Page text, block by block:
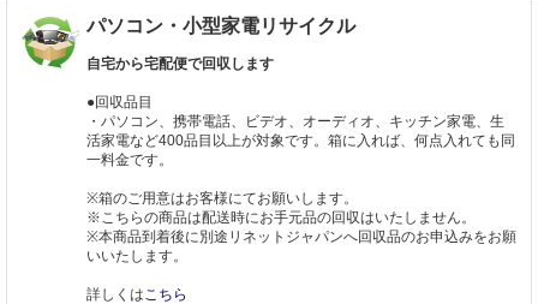
パソコン・小型家電リサイクル
自宅から宅配便で回収します
●回収品目
・パソコン、携帯電話、ビデオ、オーディオ、キッチン家電、生
活家電など400品目以上が対象です。箱に入れば、何点入れても同
一料金です。
※箱のご用意はお客様にてお願いします。
※こちらの商品は配送時にお手元品の回収はいたしません。
※本商品到着後に別途リネットジャパンへ回収品のお申込みをお願
いいたします。
詳しくは こちら